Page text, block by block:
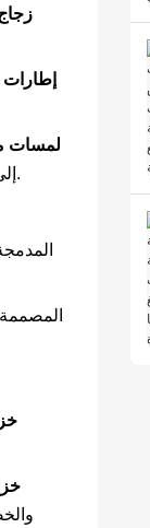
إطارات
لمسات
إلى التصميم الأيقوني للعلامة التجارية) ويضيف الرخام طبقة من الفخامة الخالدة، بما يتماشى مع الأذواق المحلية للثراء الملمسي.